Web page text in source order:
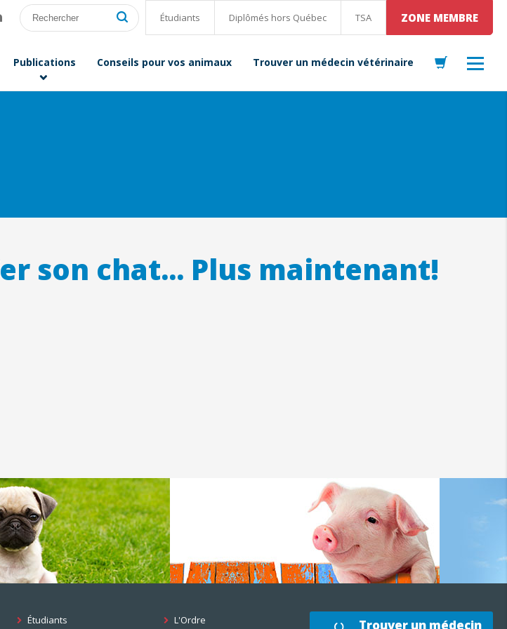
Étudiants Diplômés hors Québec TSA ZONE MEMBRE
Publications Conseils pour vos animaux Trouver un médecin vétérinaire
son chat... Plus maintenant!
Étudiants L'Ordre Trouver un médecin